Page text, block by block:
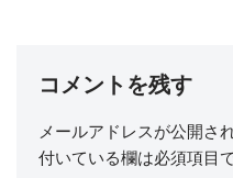
コメントを残す
メールアドレスが公開さ
付いている欄は必須項目